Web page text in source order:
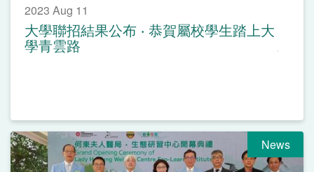
2023 Aug 11
大學聯招結果公布 ‧ 恭賀屬校學生踏上大
學青雲路
News